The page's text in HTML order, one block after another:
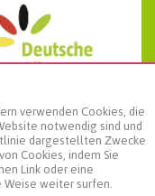
verwenden Cookies, die
notwendig sind und
dargestellten Zwecke
Cookies, indem Sie
Link oder eine
weiter surfen.